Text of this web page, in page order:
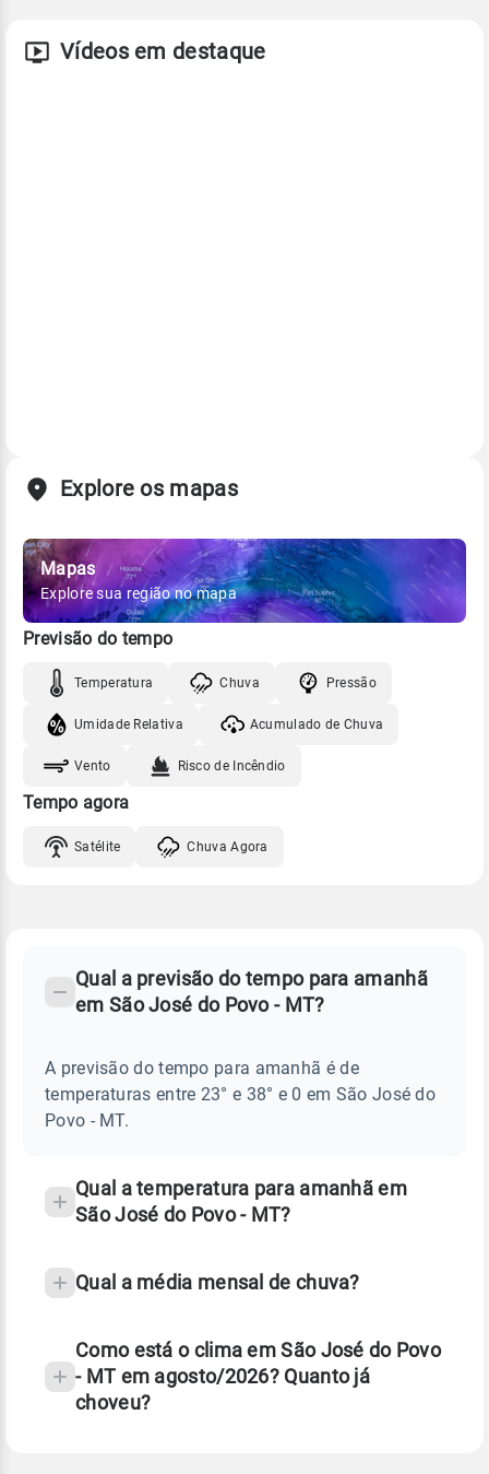
Vídeos em destaque
Explore os mapas
Mapas
Explore sua região no mapa
Previsão do tempo
Temperatura Chuva Pressão
Umidade Relativa Acumulado de Chuva
Vento Risco de Incêndio
Tempo agora
Satélite Chuva Agora
Perguntas
sobre
chuva
Qual a previsão do tempo para amanhã
em São José do Povo - MT?
A previsão do tempo para amanhã é de
temperaturas entre 23° e 38° e 0 em São José do
Povo - MT.
Qual a temperatura para amanhã em
São José do Povo - MT?
Qual a média mensal de chuva?
Fonte: 30 anos de dados de reanálise ERA5.
Como está o clima em São José do Povo
- MT em agosto/2026? Quanto já
choveu?